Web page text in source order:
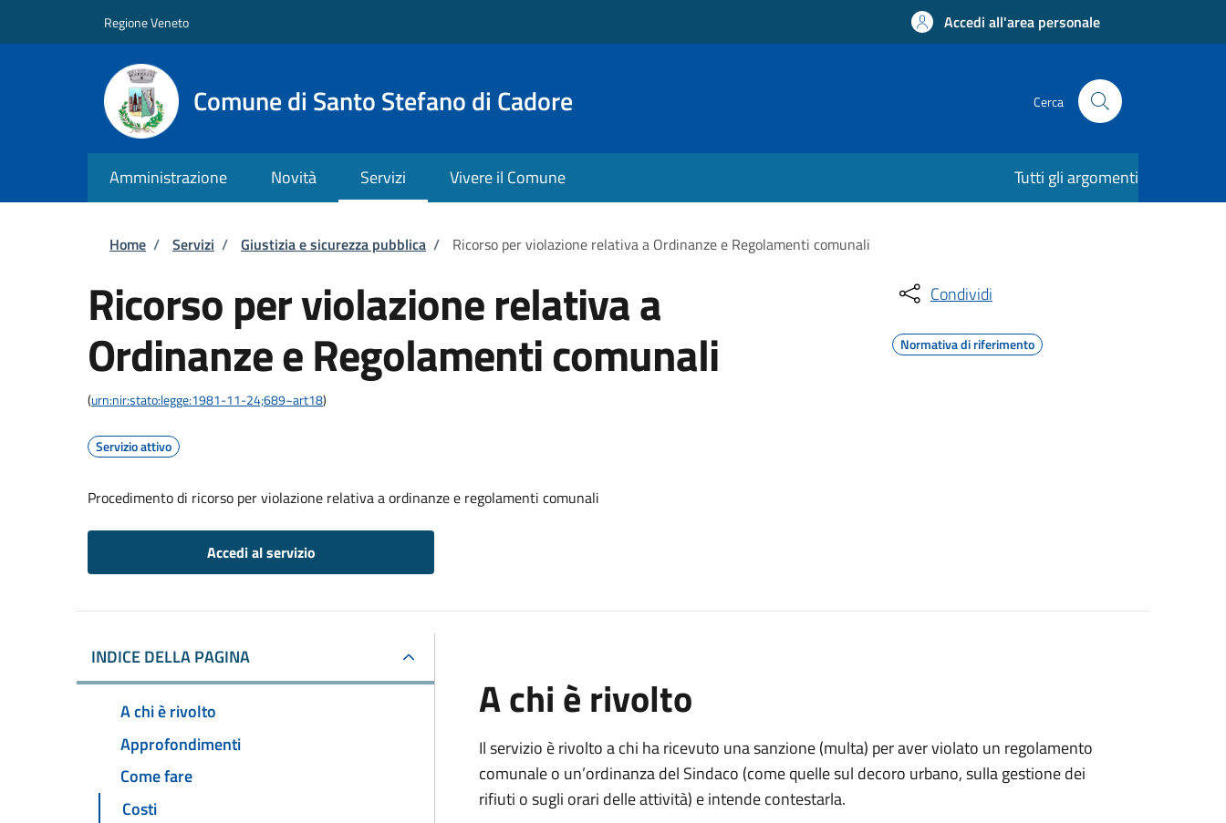
Regione Veneto Accedi all'area personale
Comune di Santo Stefano di Cadore Cerca
Amministrazione Novità Servizi Vivere il Comune Tutti gli argomenti
Briciole di pane
Home / Servizi / Giustizia e sicurezza pubblica / Ricorso per violazione relativa a Ordinanze e Regolamenti comunali
Ricorso per violazione relativa a
Ordinanze e Regolamenti comunali
(urn:nir:stato:legge:1981-11-24;689~art18)
Servizio attivo
Procedimento di ricorso per violazione relativa a ordinanze e regolamenti comunali
Accedi al servizio
Condividi
Normativa di riferimento
INDICE DELLA PAGINA
A chi è rivolto
Approfondimenti
Come fare
Costi
A chi è rivolto
Il servizio è rivolto a chi ha ricevuto una sanzione (multa) per aver violato un regolamento
comunale o un’ordinanza del Sindaco (come quelle sul decoro urbano, sulla gestione dei
rifiuti o sugli orari delle attività) e intende contestarla.